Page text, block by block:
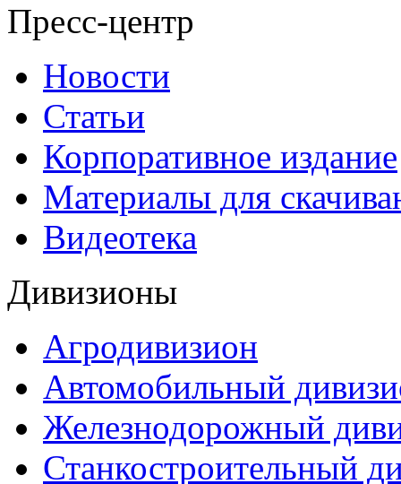
Пресс-центр
Новости
Статьи
Корпоративное издание
Материалы для
Видеотека
Дивизионы
Агродивизион
Автомобильный
Железнодорожный
Станкостроительный